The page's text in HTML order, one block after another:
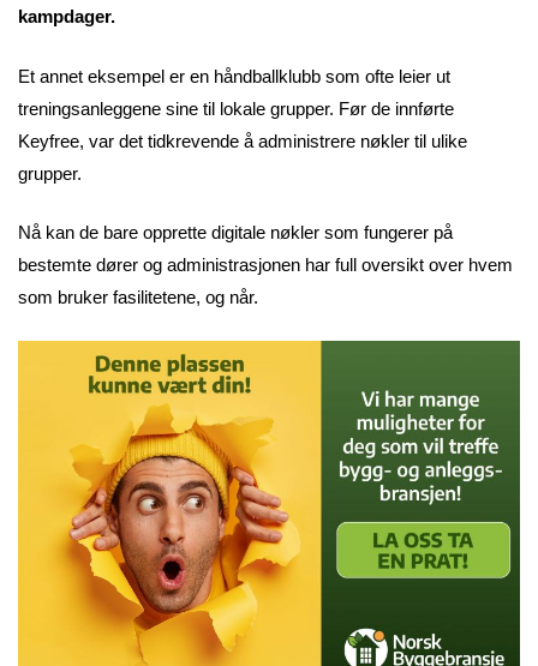
kampdager.
Et annet eksempel er en håndballklubb som ofte leier ut
treningsanleggene sine til lokale grupper. Før de innførte
Keyfree, var det tidkrevende å administrere nøkler til ulike
grupper.
Nå kan de bare opprette digitale nøkler som fungerer på
bestemte dører og administrasjonen har full oversikt over hvem
som bruker fasilitetene, og når.